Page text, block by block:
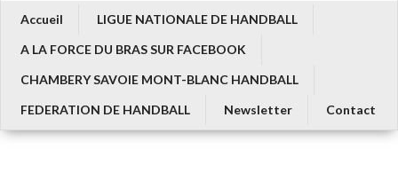
Accueil
LIGUE NATIONALE DE HANDBALL
A LA FORCE DU BRAS SUR FACEBOOK
CHAMBERY SAVOIE MONT-BLANC HANDBALL
FEDERATION DE HANDBALL
Newsletter Contact